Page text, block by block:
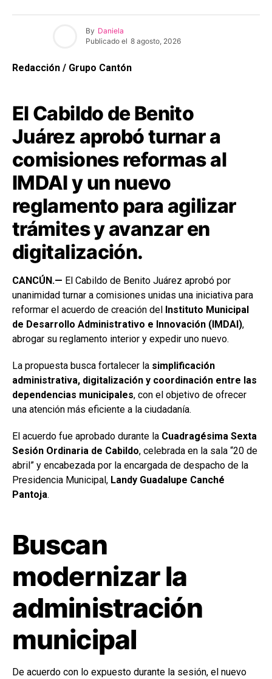
By Daniela
Publicado el 8 agosto, 2026
Redacción / Grupo Cantón
El Cabildo de Benito
Juárez aprobó turnar a
comisiones reformas al
IMDAI y un nuevo
reglamento para agilizar
trámites y avanzar en
digitalización.
CANCÚN.— El Cabildo de Benito Juárez aprobó por
unanimidad turnar a comisiones unidas una iniciativa para
reformar el acuerdo de creación del Instituto Municipal
de Desarrollo Administrativo e Innovación (IMDAI),
abrogar su reglamento interior y expedir uno nuevo.
La propuesta busca fortalecer la simplificación
administrativa, digitalización y coordinación entre las
dependencias municipales, con el objetivo de ofrecer
una atención más eficiente a la ciudadanía.
El acuerdo fue aprobado durante la Cuadragésima Sexta
Sesión Ordinaria de Cabildo, celebrada en la sala “20 de
abril” y encabezada por la encargada de despacho de la
Presidencia Municipal, Landy Guadalupe Canché
Pantoja.
Buscan
modernizar la
administración
municipal
De acuerdo con lo expuesto durante la sesión, el nuevo